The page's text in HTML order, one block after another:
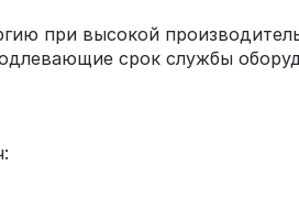
при высокой
срок службы